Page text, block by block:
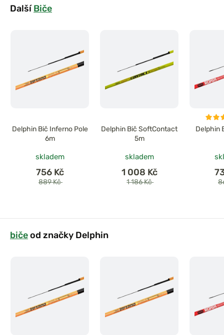
DalšíBiče
Delphin Bič Inferno Pole
6m
skladem
756 Kč
889 Kč
Delphin Bič SoftContact
5m
skladem
1 008 Kč
1 186 Kč
Delphin
bičeod značky Delphin